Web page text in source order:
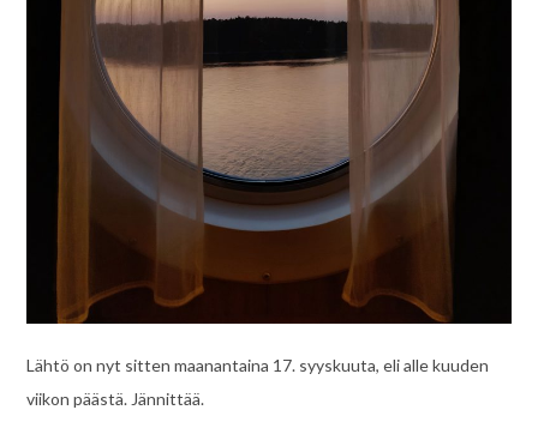
Lähtö on nyt sitten maanantaina 17. syyskuuta, eli alle kuuden
viikon päästä. Jännittää.